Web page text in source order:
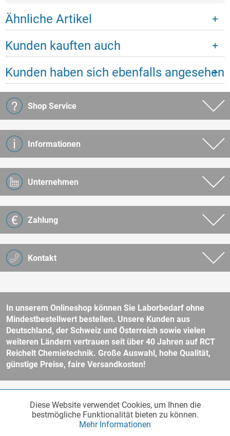
Ähnliche Artikel
Kunden kauften auch
Kunden haben sich ebenfalls angesehen
Kontakt
Shop Service
Informationen
Unternehmen
Zahlung
In unserem Onlineshop können Sie Laborbedarf ohne
Mindestbestellwert bestellen. Unsere Kunden aus
Deutschland, der Schweiz und Österreich sowie vielen
weiteren Ländern vertrauen seit über 40 Jahren auf RCT
Reichelt Chemietechnik. Große Auswahl, hohe Qualität,
günstige Preise, faire Versandkosten!
und ggf. Nachnahmegebühren, wenn nicht anders beschrieben.
Unser Webshop richtet sich an Unternehmer, öffentliche Institute und
andere gewerbliche Kunden im Sinne des § 14 BGB. Kein Verkauf an
Funktionale Aktiv
Diese Website verwendet Cookies, um Ihnen die
bestmögliche Funktionalität bieten zu können.
Mehr Informationen